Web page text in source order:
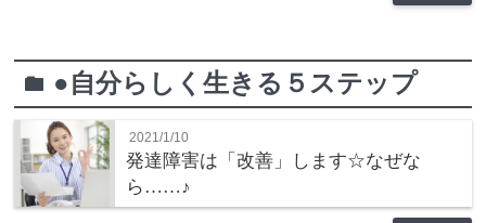
folder ●自分らしく生きる５ステップ
2021/1/10
発達障害は「改善」します☆なぜな
ら……♪